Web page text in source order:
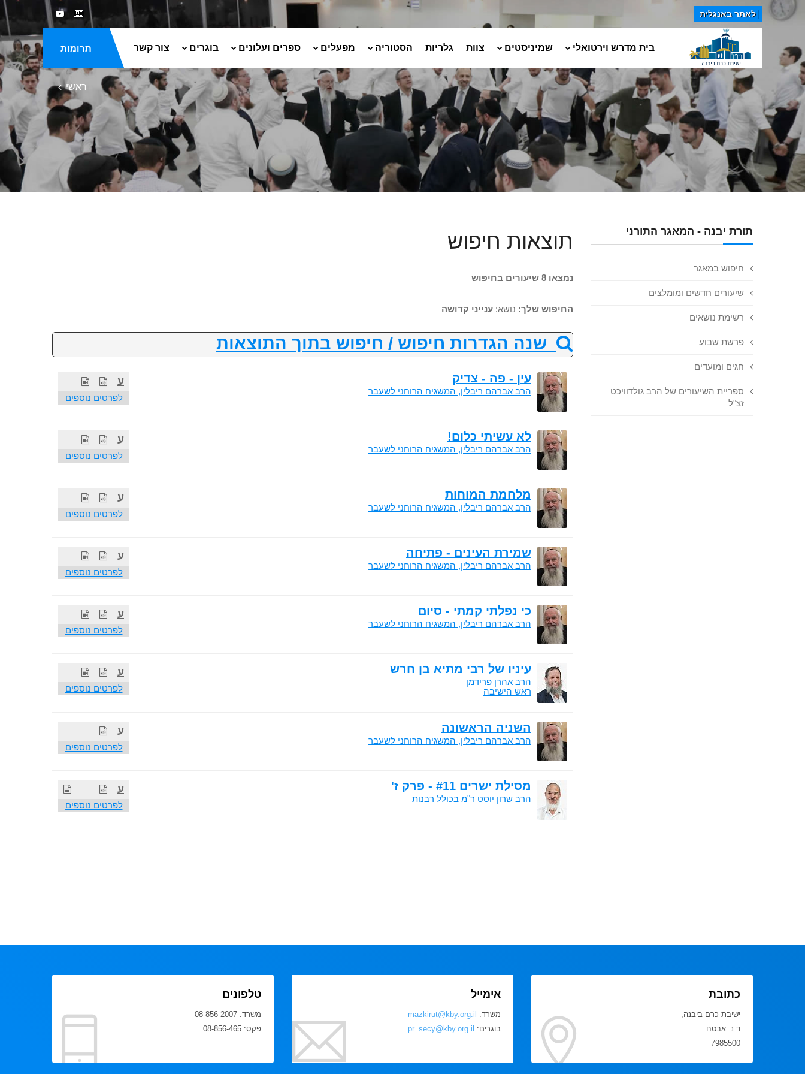
לאתר באנגלית
תרומות בית מדרש וירטואלי שמיניסטים צוות גלריות הסטוריה מפעלים ספרים ועלונים בוגרים צור קשר
ראשי
תורת יבנה - המאגר התורני
חיפוש במאגר
שיעורים חדשים ומומלצים
רשימת נושאים
פרשת שבוע
חגים ומועדים
ספריית השיעורים של הרב גולדוויכט
זצ"ל
תוצאות חיפוש
נמצאו 8 שיעורים בחיפוש
החיפוש שלך: נושא: ענייני קדושה
שנה הגדרות חיפוש / חיפוש בתוך התוצאות
ע
לפרטים נוספים
עין - פה - צדיק
הרב אברהם ריבלין, המשגיח הרוחני לשעבר
ע
לפרטים נוספים
לא עשיתי כלום!
הרב אברהם ריבלין, המשגיח הרוחני לשעבר
ע
לפרטים נוספים
מלחמת המוחות
הרב אברהם ריבלין, המשגיח הרוחני לשעבר
ע
לפרטים נוספים
שמירת העינים - פתיחה
הרב אברהם ריבלין, המשגיח הרוחני לשעבר
ע
לפרטים נוספים
כי נפלתי קמתי - סיום
הרב אברהם ריבלין, המשגיח הרוחני לשעבר
ע
לפרטים נוספים
עיניו של רבי מתיא בן חרש
הרב אהרן פרידמן
ראש הישיבה
ע
לפרטים נוספים
השניה הראשונה
הרב אברהם ריבלין, המשגיח הרוחני לשעבר
ע
לפרטים נוספים
מסילת ישרים #11 - פרק ז'
הרב שרון יוסט ר"מ בכולל רבנות
כתובת
ישיבת כרם ביבנה,
ד.נ. אבטח
7985500
אימייל
משרד: mazkirut@kby.org.il
בוגרים: pr_secy@kby.org.il
טלפונים
משרד: 08-856-2007
פקס: 08-856-465